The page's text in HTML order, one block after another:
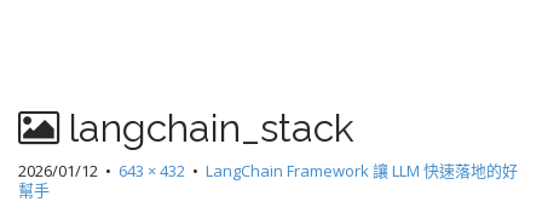
langchain_stack
2026/01/12 • 643 × 432 • LangChain Framework 讓 LLM 快速落地的好
幫手